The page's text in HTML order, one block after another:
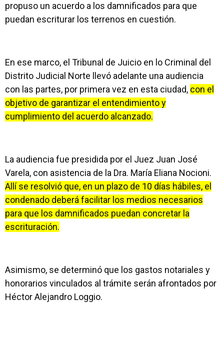
propuso un acuerdo a los damnificados para que
puedan escriturar los terrenos en cuestión.
En ese marco, el Tribunal de Juicio en lo Criminal del
Distrito Judicial Norte llevó adelante una audiencia
con las partes, por primera vez en esta ciudad, con el
objetivo de garantizar el entendimiento y
cumplimiento del acuerdo alcanzado.
La audiencia fue presidida por el Juez Juan José
Varela, con asistencia de la Dra. María Eliana Nocioni.
Allí se resolvió que, en un plazo de 10 días hábiles, el
condenado deberá facilitar los medios necesarios
para que los damnificados puedan concretar la
escrituración.
Asimismo, se determinó que los gastos notariales y
honorarios vinculados al trámite serán afrontados por
Héctor Alejandro Loggio.